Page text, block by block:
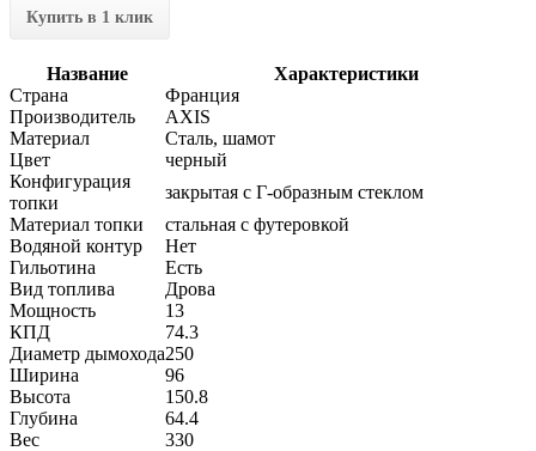
Купить в 1 клик
Название
Характеристики
Страна
Франция
Производитель
AXIS
Материал
Сталь, шамот
Цвет
черный
Конфигурация
топки
закрытая с Г-образным стеклом
Материал топки
стальная с футеровкой
Водяной контур
Нет
Гильотина
Есть
Вид топлива
Дрова
Мощность
13
КПД
74.3
Диаметр дымохода250
Ширина
96
Высота
150.8
Глубина
64.4
Вес
330